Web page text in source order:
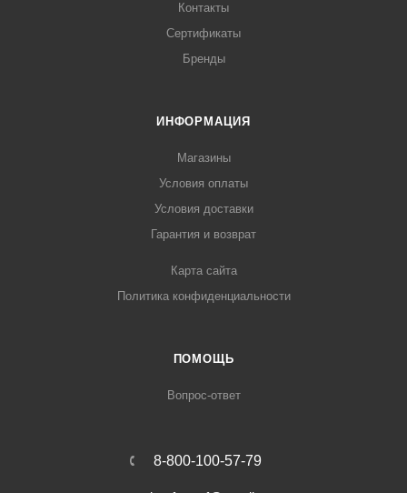
Контакты
Сертификаты
Бренды
ИНФОРМАЦИЯ
Магазины
Условия оплаты
Условия доставки
Гарантия и возврат
Карта сайта
Политика конфиденциальности
ПОМОЩЬ
Вопрос-ответ
8-800-100-57-79